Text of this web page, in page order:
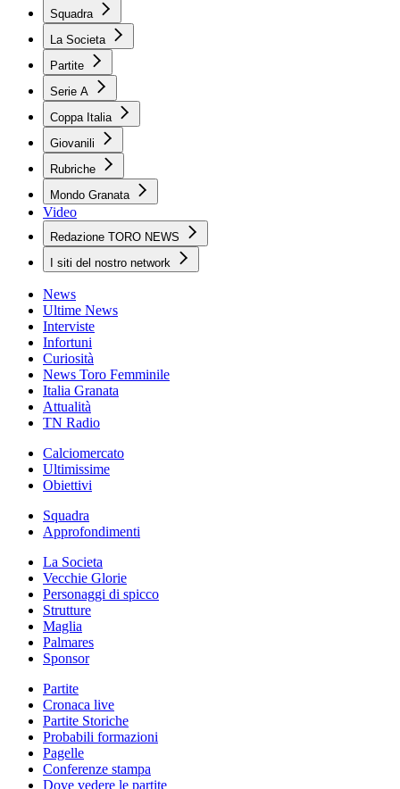
Squadra
La Societa
Partite
Serie A
Coppa Italia
Giovanili
Rubriche
Mondo Granata
Video
Redazione TORO NEWS
I siti del nostro network
News
Ultime News
Interviste
Infortuni
Curiosità
News Toro Femminile
Italia Granata
Attualità
TN Radio
Calciomercato
Ultimissime
Obiettivi
Squadra
Approfondimenti
La Societa
Vecchie Glorie
Personaggi di spicco
Strutture
Maglia
Palmares
Sponsor
Partite
Cronaca live
Partite Storiche
Probabili formazioni
Pagelle
Conferenze stampa
Dove vedere le partite